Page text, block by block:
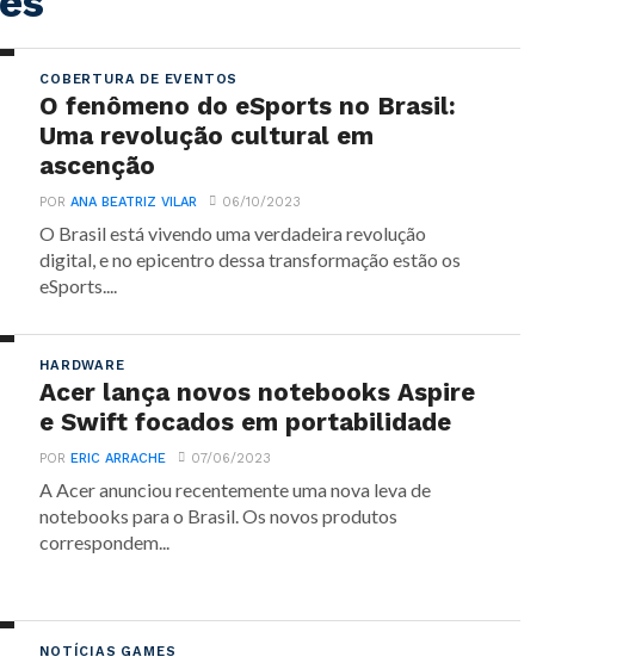
COBERTURA DE EVENTOS
O fenômeno do eSports no Brasil:
Uma revolução cultural em
ascenção
PORANA BEATRIZ VILAR 06/10/2023
O Brasil está vivendo uma verdadeira revolução
digital, e no epicentro dessa transformação estão os
eSports....
HARDWARE
Acer lança novos notebooks Aspire
e Swift focados em portabilidade
PORERIC ARRACHE 07/06/2023
A Acer anunciou recentemente uma nova leva de
notebooks para o Brasil. Os novos produtos
correspondem...
NOTÍCIAS GAMES